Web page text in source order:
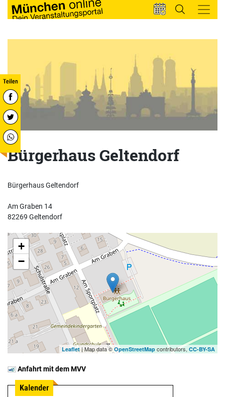
Bürgerhaus Geltendorf
Bürgerhaus Geltendorf
Am Graben 14
82269 Geltendorf
+
−
Leaflet| Map data © OpenStreetMap contributors, CC-BY-SA
Anfahrt mit dem MVV